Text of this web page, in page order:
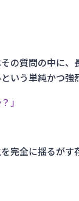
の質問の中に、
いう単純かつ強
」
完全に揺るがす